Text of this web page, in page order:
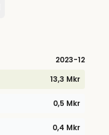
2023-12
13,3 Mkr
0,5 Mkr
0,4 Mkr